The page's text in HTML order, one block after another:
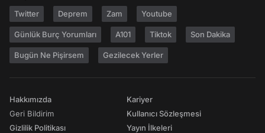
Twitter Deprem Zam Youtube
Günlük Burç Yorumları A101 Tiktok Son Dakika
Bugün Ne Pişirsem Gezilecek Yerler
Hakkımızda
Geri Bildirim
Gizlilik Politikası
Kariyer
Kullanıcı Sözleşmesi
Yayın İlkeleri